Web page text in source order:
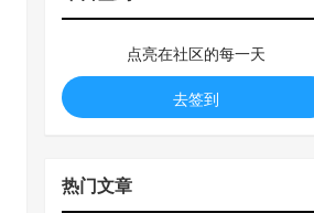
点亮在社区的每一天
去签到
热门文章